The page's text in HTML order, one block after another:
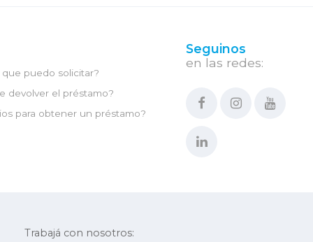
puedo solicitar?
devolver el préstamo?
para obtener un préstamo?
Seguinos
en las redes:
Trabajá con nosotros: